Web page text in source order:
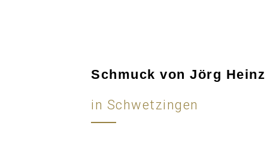
Schmuck von Jörg Heinz
in Schwetzingen